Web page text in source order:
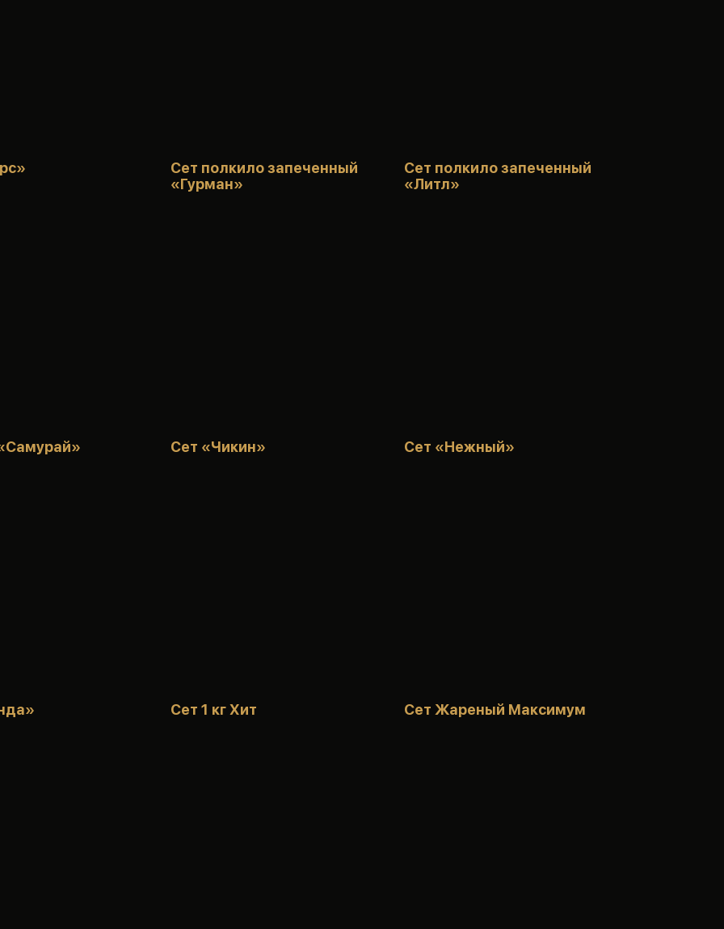
Сет полкило запеченный
«Гурман»
Сет полкило запеченный
«Литл»
Сет «Чикин» Сет «Нежный»
Сет 1 кг Хит Сет Жареный Максимум